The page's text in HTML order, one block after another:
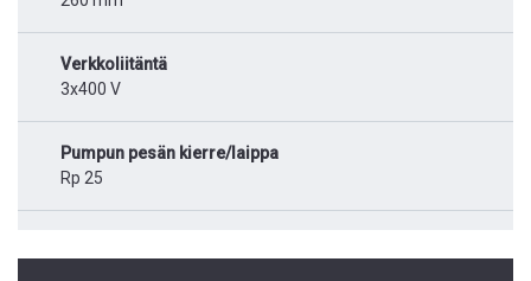
Verkkoliitäntä
3x400 V
Pumpun pesän kierre/laippa
Rp 25